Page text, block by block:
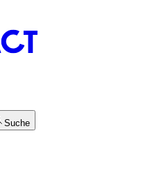
Suche